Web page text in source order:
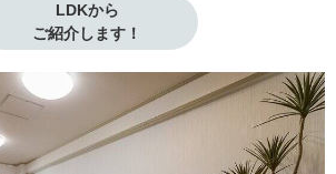
LDKから
ご紹介します！